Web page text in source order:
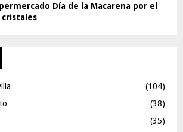
Día de la Macarena por el
cristales
(104)
(38)
(35)